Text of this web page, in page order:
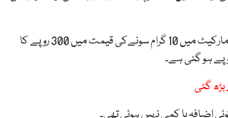
آل پاکستان صرافہ بازار ایسوسی ایشن کے مطابق صرافہ مارکیٹ میں 10 گرام سونےکی قیمت میں 300 روپے کا
گئی